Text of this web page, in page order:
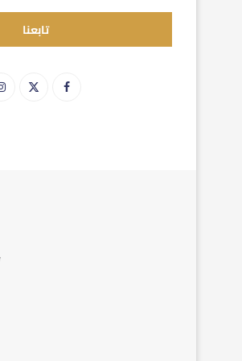
تابعنا